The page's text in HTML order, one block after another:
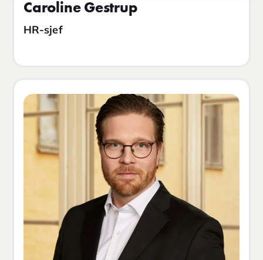
Caroline Gestrup
HR-sjef